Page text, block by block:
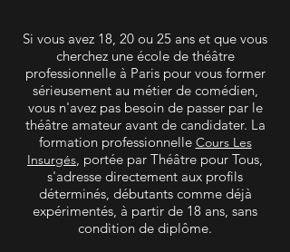
Si vous avez 18, 20 ou 25 ans et que vous
cherchez une école de théâtre
professionnelle à Paris pour vous former
sérieusement au métier de comédien,
vous n'avez pas besoin de passer par le
théâtre amateur avant de candidater. La
formation professionnelle Cours Les
Insurgés, portée par Théâtre pour Tous,
s'adresse directement aux profils
déterminés, débutants comme déjà
expérimentés, à partir de 18 ans, sans
condition de diplôme.